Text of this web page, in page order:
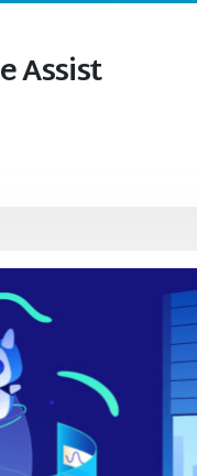
Assist